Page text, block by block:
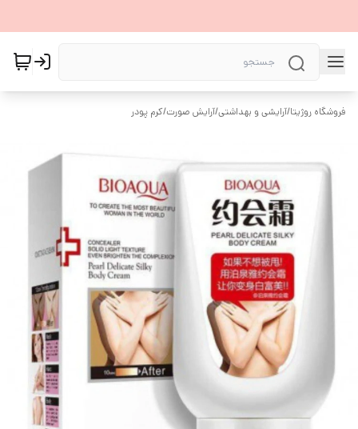
فروشگاه روژیتا/آرایشی و بهداشتی/آرایش صورت/کرم پودر